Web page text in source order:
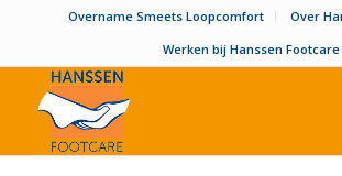
Overname Smeets Loopcomfort
Over
Werken bij Hanssen Footcare